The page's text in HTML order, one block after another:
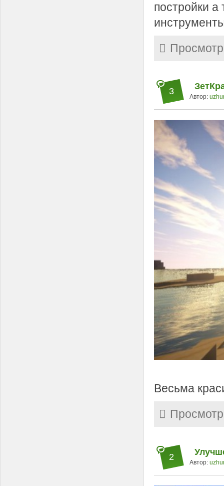
постройки а
3
Автор:
Весьма
2
Автор: